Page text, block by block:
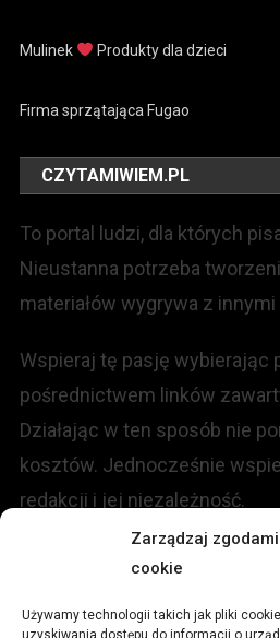
Zarządzaj
cookie
Używamy technologii takich jak pliki
uzyskiwania dostępu do informacji o
Mulinek Produkty dla dzieci
Firma sprzątająca Fugao
CZYTAMIWIEM.PL
To portal ludzi, dla których
Nieustanna potrzeba
materiałów wygrywa z
Wspieraj tę pasję wybierając
pośrednictwem linków
Działając w ten sposób nie
kosztów. Jednocześnie
redakcji i jej niezależność.
Redakcja portalu: